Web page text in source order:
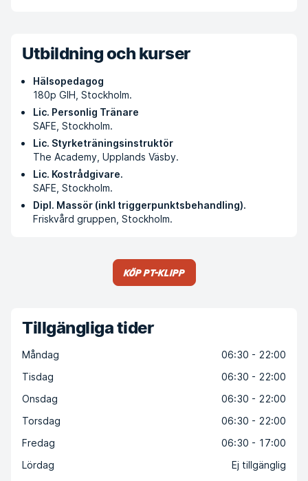
Utbildning och kurser
Hälsopedagog
180p GIH, Stockholm.
Lic. Personlig Tränare
SAFE, Stockholm.
Lic. Styrketräningsinstruktör
The Academy, Upplands Väsby.
Lic. Kostrådgivare.
SAFE, Stockholm.
Dipl. Massör (inkl triggerpunktsbehandling).
Friskvård gruppen, Stockholm.
Köp PT-klipp
Tillgängliga tider
Måndag
06:30 - 22:00
Tisdag
06:30 - 22:00
Onsdag
06:30 - 22:00
Torsdag
06:30 - 22:00
Fredag
06:30 - 17:00
Lördag
Ej tillgänglig